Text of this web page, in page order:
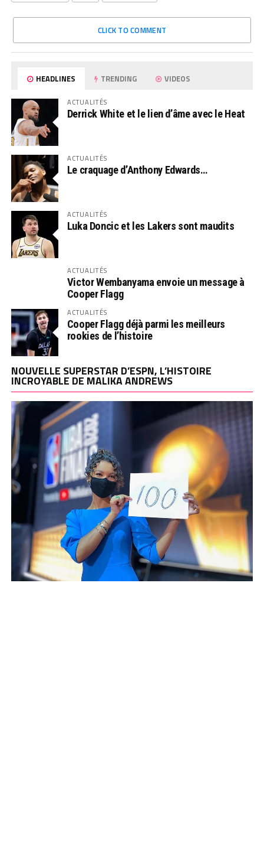
CLICK TO COMMENT
HEADLINES TRENDING VIDEOS
ACTUALITÉS
Derrick White et le lien d’âme avec le Heat
ACTUALITÉS
Le craquage d’Anthony Edwards…
ACTUALITÉS
Luka Doncic et les Lakers sont maudits
ACTUALITÉS
Victor Wembanyama envoie un message à
Cooper Flagg
ACTUALITÉS
Cooper Flagg déjà parmi les meilleurs
rookies de l’histoire
NOUVELLE SUPERSTAR D’ESPN, L’HISTOIRE
INCROYABLE DE MALIKA ANDREWS